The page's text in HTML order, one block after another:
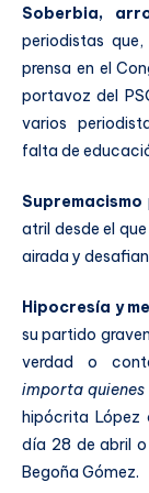
Soberbia,
periodistas
prensa en el
portavoz del
varios
falta de
Supremacismo
atril desde el
airada y
Hipocresía y
su partido
verdad o
importa
hipócrita López
día 28 de abril
Begoña Gómez.